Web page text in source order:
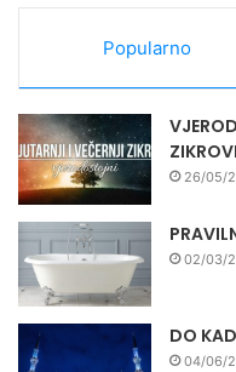
Popularno
ZIKROVI
26/05/
02/03/
DO
04/06/